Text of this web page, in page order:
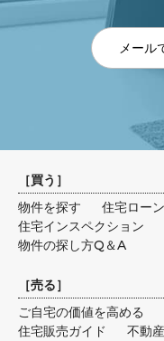
メール
［買う ］
物件を探す
住宅ロー
住宅インスペクション
物件の探し方Q＆A
［売る］
ご自宅の価値を高める
住宅販売ガイド
不動